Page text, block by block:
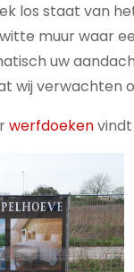
los staat van
muur waar
uw
wij verwachten
werfdoekenvindt